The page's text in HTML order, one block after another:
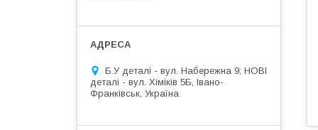
Б.У деталі - вул. Набережна 9; НОВІ
деталі - вул. Хіміків 5Б, Івано-
Франківськ, Україна